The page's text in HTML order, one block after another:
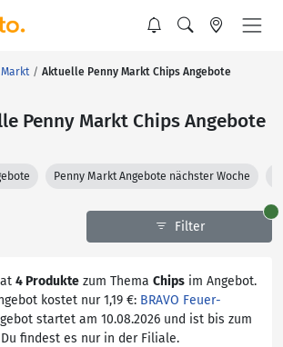
Markt Aktuelle Penny Markt Chips Angebote
Penny Markt Chips Angebote
Penny Markt Angebote nächster Woche
Filter
4 Produkte zum Thema Chips im Angebot.
kostet nur 1,19 €: BRAVO Feuer­
startet am 10.08.2026 und ist bis zum
Du findest es nur in der Filiale.